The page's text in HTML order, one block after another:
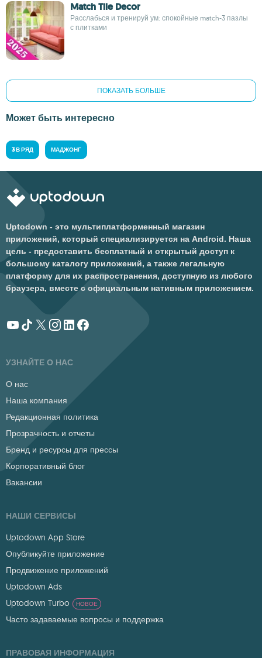
Match Tile Decor
Расслабься и тренируй ум: спокойные match-3 пазлы
с плитками
ПОКАЗАТЬ БОЛЬШЕ
Может быть интересно
3 В РЯД МАДЖОНГ
Uptodown - это мультиплатформенный магазин
приложений, который специализируется на Android. Наша
цель - предоставить бесплатный и открытый доступ к
большому каталогу приложений, а также легальную
платформу для их распространения, доступную из любого
браузера, вместе с официальным нативным приложением.
УЗНАЙТЕ О НАС
О нас
Наша компания
Редакционная политика
Прозрачность и отчеты
Бренд и ресурсы для прессы
Корпоративный блог
Вакансии
НАШИ СЕРВИСЫ
Uptodown App Store
Опубликуйте приложение
Продвижение приложений
Uptodown Ads
Uptodown Turbo
НОВОЕ
Часто задаваемые вопросы и поддержка
ПРАВОВАЯ ИНФОРМАЦИЯ